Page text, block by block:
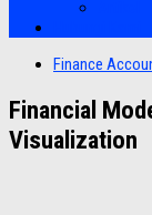
Finance
Financial
Visualization